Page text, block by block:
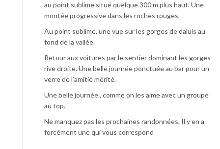
au point sublime situé quelque 300 m plus haut. Une
montée progressive dans les roches rouges.
Au point sublime, une vue sur les gorges de daluis au
fond de la vallée.
Retour aux voitures par le sentier dominant les gorges
rive droite. Une belle journée ponctuée au bar pour un
verre de l’amitié mérité.
Une belle journée , comme on les aime avec un groupe
au top.
Ne manquez pas les prochaines randonnées, Il y en a
forcément une qui vous correspond